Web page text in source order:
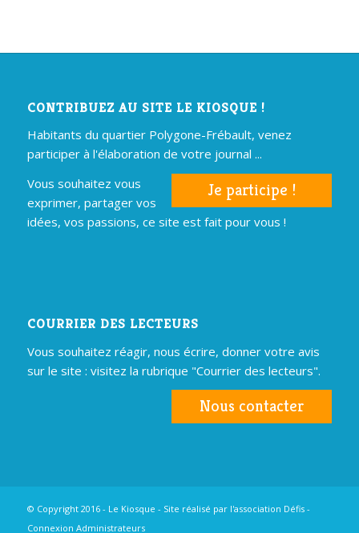
CONTRIBUEZ AU SITE LE KIOSQUE !
Habitants du quartier Polygone-Frébault, venez
participer à l'élaboration de votre journal ...
Je participe !
Vous souhaitez vous
exprimer, partager vos
idées, vos passions, ce site est fait pour vous !
COURRIER DES LECTEURS
Vous souhaitez réagir, nous écrire, donner votre avis
sur le site : visitez la rubrique "Courrier des lecteurs".
Nous contacter
© Copyright 2016 - Le Kiosque - Site réalisé par l'association Défis-
Connexion Administrateurs